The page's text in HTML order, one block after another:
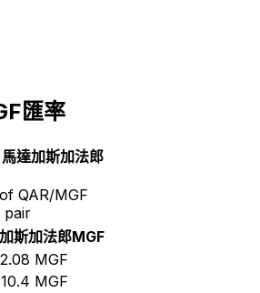
匯率
達加斯加法郎
QAR/MGF
pair
斯加法郎MGF
MGF
MGF